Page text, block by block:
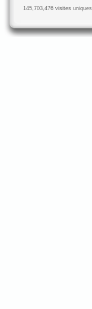
145,703,476 visites uniques